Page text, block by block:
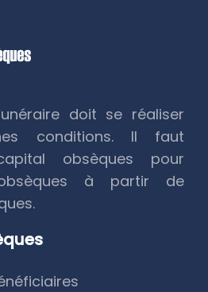
doit se réaliser
conditions. Il faut
obsèques pour
à partir de